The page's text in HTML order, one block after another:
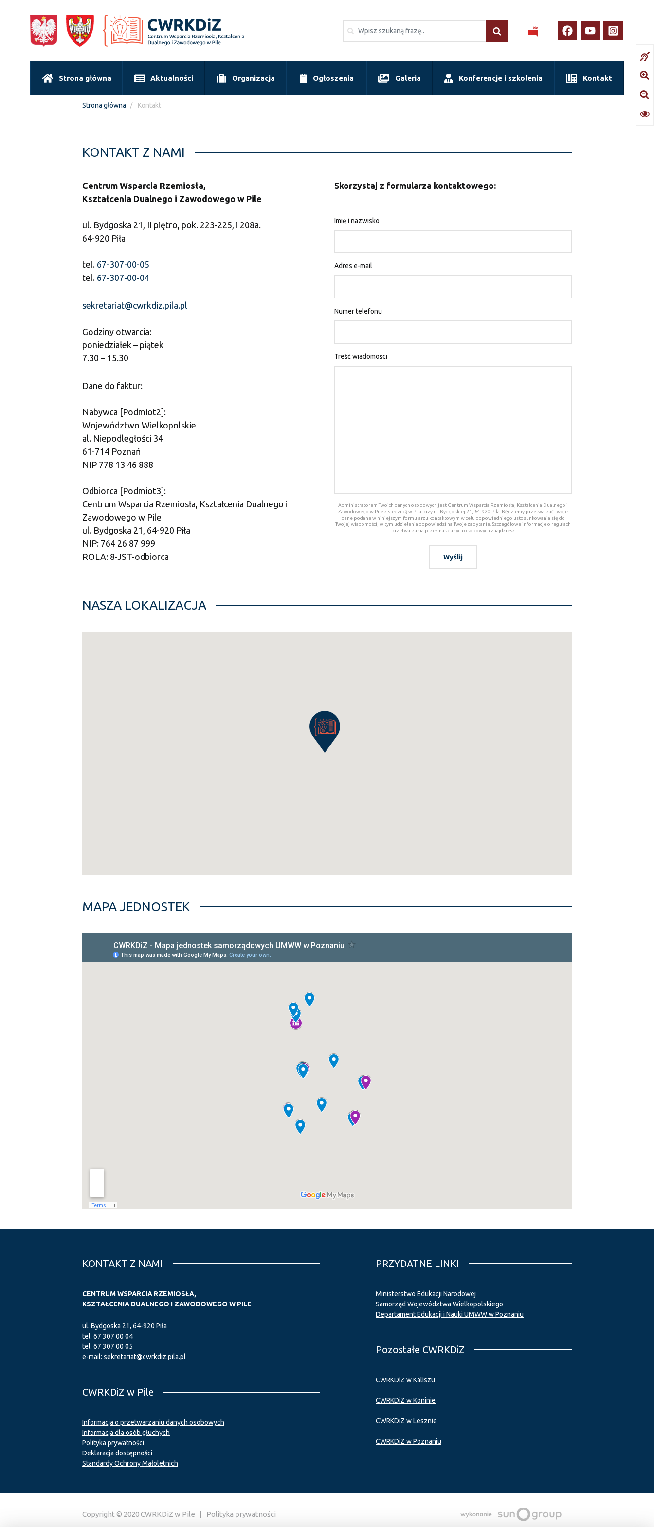
Strona główna Aktualności Organizacja Ogłoszenia Galeria Konferencje i szkolenia Kontakt
Strona główna Kontakt
KONTAKT Z NAMI
Centrum Wsparcia Rzemiosła,
Kształcenia Dualnego i Zawodowego w Pile
ul. Bydgoska 21, II piętro, pok. 223-225, i 208a.
64-920 Piła
tel. 67-307-00-05
tel. 67-307-00-04
sekretariat@cwrkdiz.pila.pl
Godziny otwarcia:
poniedziałek – piątek
7.30 – 15.30
Dane do faktur:
Nabywca [Podmiot2]:
Województwo Wielkopolskie
al. Niepodległości 34
61-714 Poznań
NIP 778 13 46 888
Odbiorca [Podmiot3]:
Centrum Wsparcia Rzemiosła, Kształcenia Dualnego i
Zawodowego w Pile
ul. Bydgoska 21, 64-920 Piła
NIP: 764 26 87 999
ROLA: 8-JST-odbiorca
Skorzystaj z formularza kontaktowego:
Imię i nazwisko
Adres e-mail
Numer telefonu
Treść wiadomości
Administratorem Twoich danych osobowych jest Centrum Wsparcia Rzemiosła, Kształcenia Dualnego i
Zawodowego w Pile z siedzibą w Pila przy ul. Bydgoskiej 21, 64-920 Piła. Będziemy przetwarzać Twoje
dane podane w niniejszym formularzu kontaktowym w celu odpowiedniego ustosunkowania się do
Twojej wiadomości, w tym udzielenia odpowiedzi na Twoje zapytanie. Szczegółowe informacje o regułach
przetwarzania przez nas danych osobowych znajdziesz
Wyślij
NASZA LOKALIZACJA
MAPA JEDNOSTEK
KONTAKT Z NAMI
CENTRUM WSPARCIA RZEMIOSŁA,
KSZTAŁCENIA DUALNEGO I ZAWODOWEGO W PILE
ul. Bydgoska 21, 64-920 Piła
tel. 67 307 00 04
tel. 67 307 00 05
e-mail: sekretariat@cwrkdiz.pila.pl
CWRKDiZ w Pile
Informacja o przetwarzaniu danych osobowych
Informacja dla osób głuchych
Polityka prywatności
Deklaracja dostępności
Standardy Ochrony Małoletnich
PRZYDATNE LINKI
Ministerstwo Edukacji Narodowej
Samorząd Województwa Wielkopolskiego
Departament Edukacji i Nauki UMWW w Poznaniu
Pozostałe CWRKDiZ
CWRKDiZ w Kaliszu
CWRKDiZ w Koninie
CWRKDiZ w Lesznie
CWRKDiZ w Poznaniu
Copyright © 2020 CWRKDiZ w Pile | Polityka prywatności